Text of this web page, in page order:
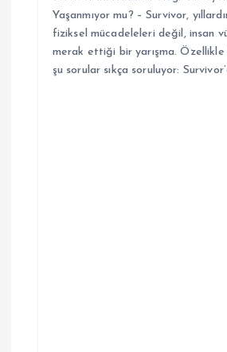
Yaşanmıyor mu? – Survivor,
fiziksel mücadeleleri değil, insan
merak ettiği bir yarışma. Özellikle
şu sorular sıkça soruluyor: